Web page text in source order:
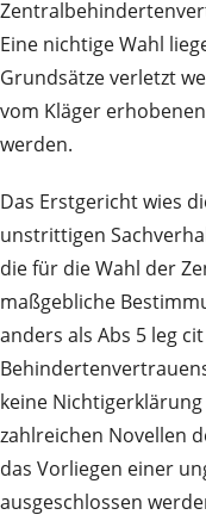
Eine nichtige Wahl
Grundsätze verletzt
vom Kläger
werden.
Das Erstgericht wies
unstrittigen
die für die Wahl der
maßgebliche
anders als Abs 5 leg
keine
zahlreichen Novellen
das Vorliegen einer
ausgeschlossen